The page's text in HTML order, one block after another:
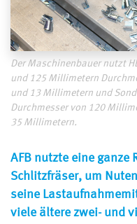
Der Maschinenbauer nutzt
und 125 Millimetern
und 13 Millimetern und
Durchmesser von 120
35 Millimetern.
AFB nutzte eine ganze
Schlitzfräser, um
seine
viele ältere zwei- und